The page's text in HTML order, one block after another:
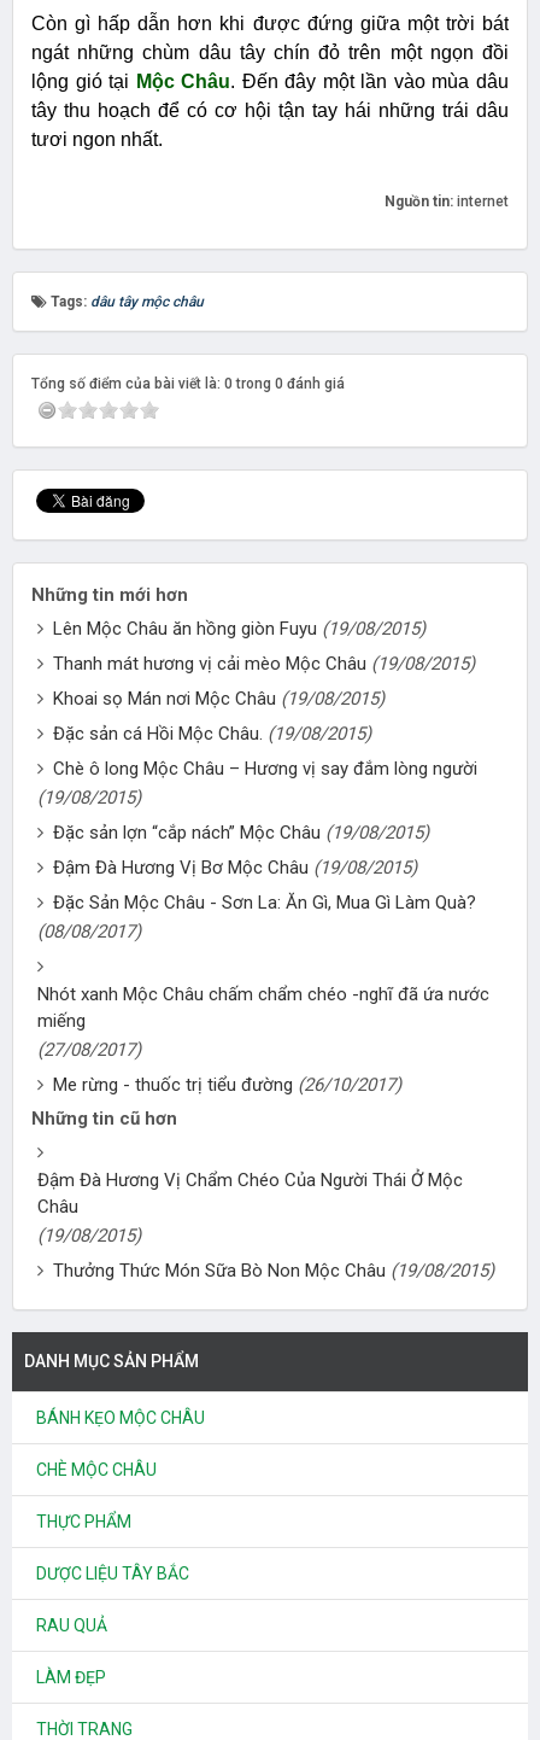
Còn gì hấp dẫn hơn khi được đứng giữa một trời bát
ngát những chùm dâu tây chín đỏ trên một ngọn đồi
lộng gió tại Mộc Châu. Đến đây một lần vào mùa dâu
tây thu hoạch để có cơ hội tận tay hái những trái dâu
tươi ngon nhất.
Nguồn tin: internet
Tags: dâu tây mộc châu
Tổng số điểm của bài viết là: 0 trong 0 đánh giá
Những tin mới hơn
Lên Mộc Châu ăn hồng giòn Fuyu (19/08/2015)
Thanh mát hương vị cải mèo Mộc Châu (19/08/2015)
Khoai sọ Mán nơi Mộc Châu (19/08/2015)
Đặc sản cá Hồi Mộc Châu. (19/08/2015)
Chè ô long Mộc Châu – Hương vị say đắm lòng người
(19/08/2015)
Đặc sản lợn “cắp nách” Mộc Châu (19/08/2015)
Đậm Đà Hương Vị Bơ Mộc Châu (19/08/2015)
Đặc Sản Mộc Châu - Sơn La: Ăn Gì, Mua Gì Làm Quà?
(08/08/2017)
Nhót xanh Mộc Châu chấm chẩm chéo -nghĩ đã ứa nước
miếng
(27/08/2017)
Me rừng - thuốc trị tiểu đường (26/10/2017)
Những tin cũ hơn
Đậm Đà Hương Vị Chẩm Chéo Của Người Thái Ở Mộc
Châu
(19/08/2015)
Thưởng Thức Món Sữa Bò Non Mộc Châu (19/08/2015)
DANH MỤC SẢN PHẨM
BÁNH KẸO MỘC CHÂU
CHÈ MỘC CHÂU
THỰC PHẨM
DƯỢC LIỆU TÂY BẮC
RAU QUẢ
LÀM ĐẸP
THỜI TRANG